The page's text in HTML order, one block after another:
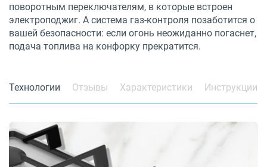
поворотным переключателям, в которые встроен
электроподжиг. А система газ-контроля позаботится о
вашей безопасности: если огонь неожиданно погаснет,
подача топлива на конфорку прекратится.
Технологии Отзывы Характеристики Инструкции